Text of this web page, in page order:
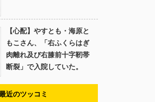
【心配】やすとも・海原と
もこさん、「右ふくらはぎ
肉離れ及び右膝前十字靭帯
断裂」で入院していた。
近のツッコミ